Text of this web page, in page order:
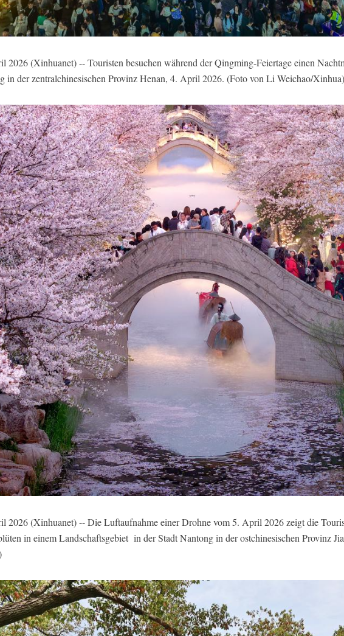
(Xinhuanet) -- Touristen besuchen während der Qingming-Feiertage einen
in der zentralchinesischen Provinz Henan, 4. April 2026. (Foto von Li Weichao/Xinhua)
2026 (Xinhuanet) -- Die Luftaufnahme einer Drohne vom 5. April 2026 zeigt die
in einem Landschaftsgebiet in der Stadt Nantong in der ostchinesischen Provinz